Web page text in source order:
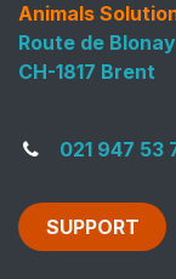
Animals
Route de Blonay
CH-1817 Brent
021 947 53
SUPPORT